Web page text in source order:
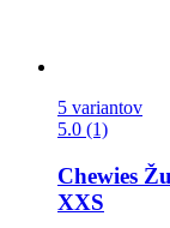
5 variantov
5.0 (1)
Chewies
XXS